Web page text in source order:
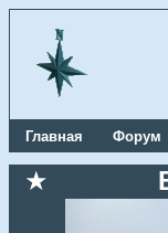
Главная Форум
★